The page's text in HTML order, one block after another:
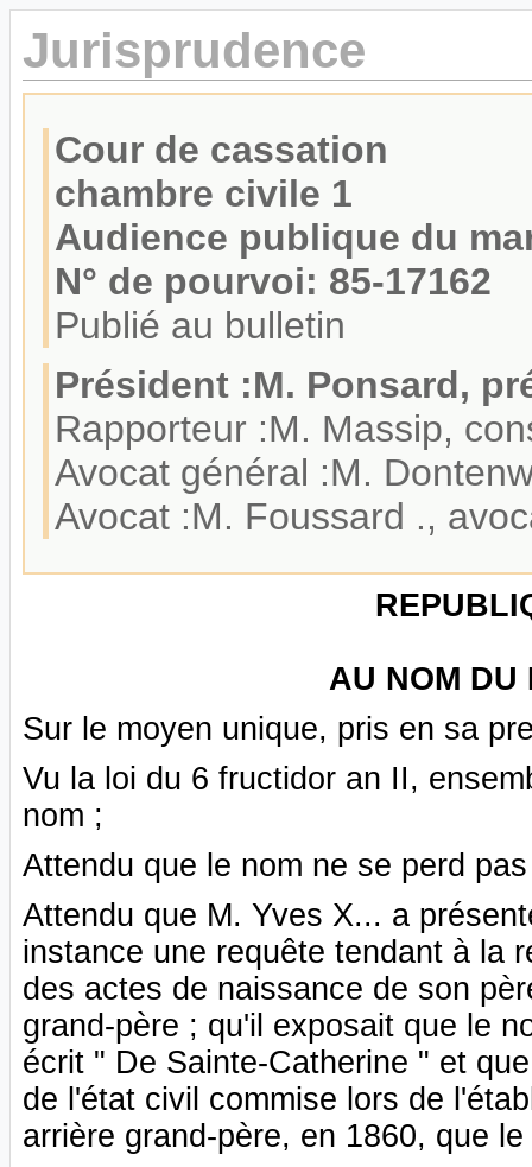
Jurisprudence
Cour de cassation
chambre civile 1
Audience publique du
N° de pourvoi: 85-17162
Publié au bulletin
Président :M. Ponsard,
Rapporteur :M. Massip,
Avocat général :M.
Avocat :M. Foussard .,
AU NOM DU
Sur le moyen unique, pris en sa
Vu la loi du 6 fructidor an II,
nom ;
Attendu que le nom ne se perd
Attendu que M. Yves X... a
instance une requête tendant à la
des actes de naissance de son
grand-père ; qu'il exposait que le
écrit " De Sainte-Catherine " et
de l'état civil commise lors de
arrière grand-père, en 1860, que